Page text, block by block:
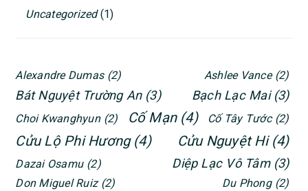
Uncategorized(1)
Alexandre Dumas (2) Ashlee Vance (2)
Bát Nguyệt Trường An (3) Bạch Lạc Mai (3)
Choi Kwanghyun (2) Cố Mạn (4) Cố Tây Tước (2)
Cửu Lộ Phi Hương (4) Cửu Nguyệt Hi (4)
Dazai Osamu (2) Diệp Lạc Vô Tâm (3)
Don Miguel Ruiz (2) Du Phong (2)